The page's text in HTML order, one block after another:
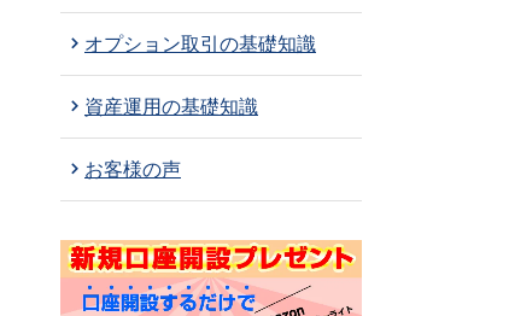
オプション取引の基礎知識
資産運用の基礎知識
お客様の声